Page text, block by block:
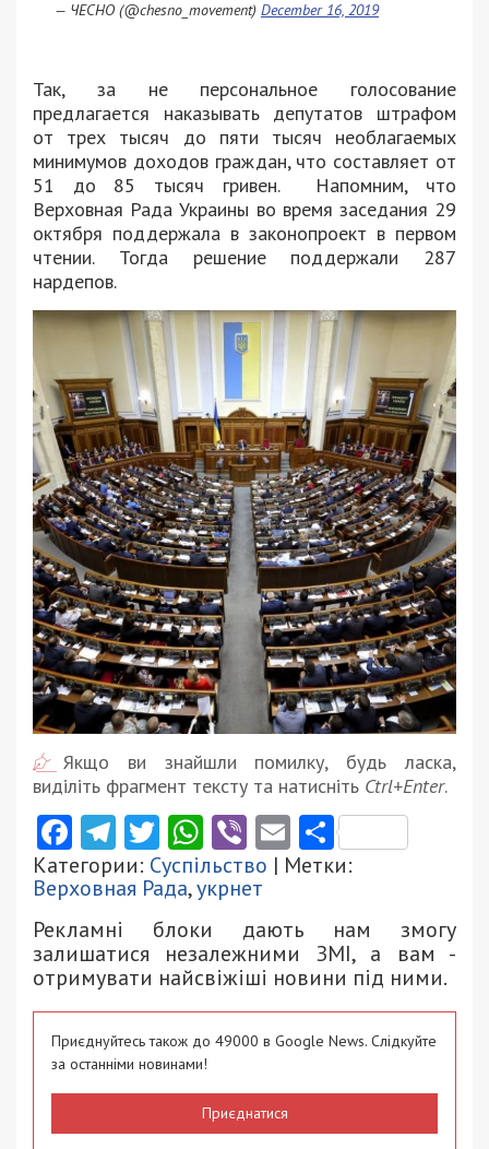
— ЧЕСНО (@chesno_movement) December 16, 2019
Так, за не персональное голосование
предлагается наказывать депутатов штрафом
от трех тысяч до пяти тысяч необлагаемых
минимумов доходов граждан, что составляет от
51 до 85 тысяч гривен. Напомним, что
Верховная Рада Украины во время заседания 29
октября поддержала в законопроект в первом
чтении. Тогда решение поддержали 287
нардепов.
Якщо ви знайшли помилку, будь ласка,
виділіть фрагмент тексту та натисніть Ctrl+Enter.
Facebook
Telegram
Twitter
WhatsApp
ViberEmail
Категории: Суспільство | Метки:
Верховная Рада,укрнет
Рекламні блоки дають нам змогу
залишатися незалежними ЗМІ, а вам -
отримувати найсвіжіші новини під ними.
Приєднуйтесь також до 49000 в Google News. Слідкуйте
за останніми новинами!
Приєднатися